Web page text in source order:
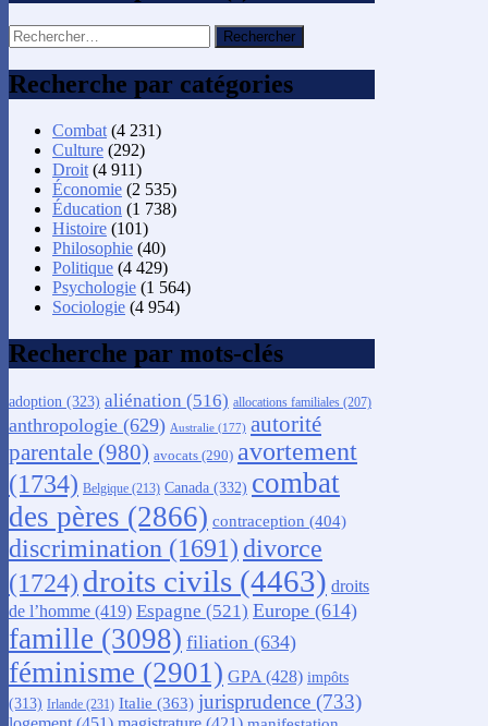
Rechercher :
Recherche par catégories
Combat (4 231)
Culture (292)
Droit (4 911)
Économie (2 535)
Éducation (1 738)
Histoire (101)
Philosophie (40)
Politique (4 429)
Psychologie (1 564)
Sociologie (4 954)
Recherche par mots-clés
adoption (323) aliénation (516) allocations familiales (207)
anthropologie (629) Australie (177) autorité
parentale (980) avocats (290) avortement
(1734) Belgique (213) Canada (332) combat
des pères (2866) contraception (404)
discrimination (1691) divorce
(1724) droits civils (4463) droits
de l’homme (419) Espagne (521) Europe (614)
famille (3098) filiation (634)
féminisme (2901) GPA (428) impôts
(313) Irlande (231) Italie (363) jurisprudence (733)